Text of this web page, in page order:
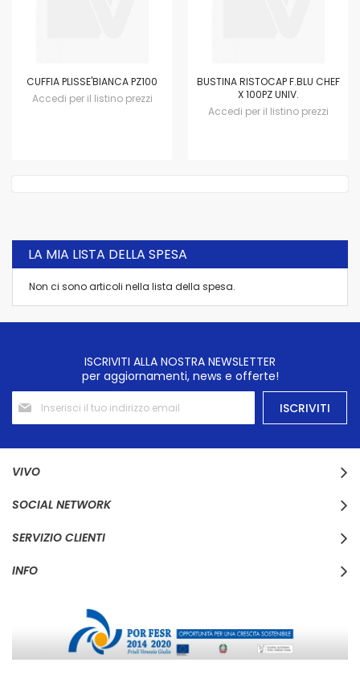
CUFFIA PLISSE'BIANCA PZ100
Accedi per il listino prezzi
BUSTINA RISTOCAP F.BLU CHEF
X 100PZ UNIV.
Accedi per il listino prezzi
LA MIA LISTA DELLA SPESA
Non ci sono articoli nella lista della spesa.
ISCRIVITI ALLA NOSTRA NEWSLETTER
per aggiornamenti, news e offerte!
Iscriviti
alla
nostra
ISCRIVITI
VIVO
SOCIAL NETWORK
SERVIZIO CLIENTI
INFO